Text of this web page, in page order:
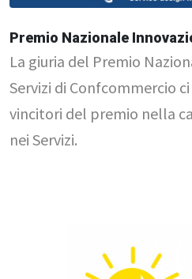
Premio Nazionale
La giuria del Premio
Servizi di Confcommercio
vincitori del premio nella
nei Servizi.